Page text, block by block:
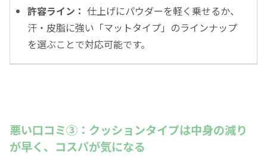
許容ライン： 仕上げにパウダーを軽く乗せるか、
汗・皮脂に強い「マットタイプ」のラインナップ
を選ぶことで対応可能です。
悪い口コミ③：クッションタイプは中身の減り
が早く、コスパが気になる